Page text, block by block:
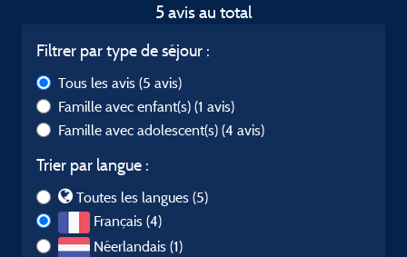
5 avis au total
Filtrer par type de séjour :
Tous les avis (5 avis)
Famille avec enfant(s) (1 avis)
Famille avec adolescent(s) (4 avis)
Trier par langue :
Toutes les langues (5)
Français (4)
Néerlandais (1)